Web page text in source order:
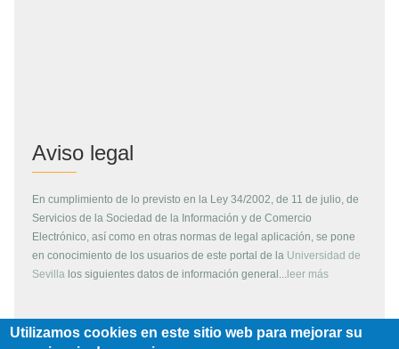
Aviso legal
En cumplimiento de lo previsto en la Ley 34/2002, de 11 de julio, de
Servicios de la Sociedad de la Información y de Comercio
Electrónico, así como en otras normas de legal aplicación, se pone
en conocimiento de los usuarios de este portal de la Universidad de
Sevilla los siguientes datos de información general... leer más
Copyright
Utilizamos cookies en este sitio web para mejorar su